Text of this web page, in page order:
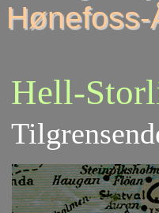
Hønefoss-
Hell-